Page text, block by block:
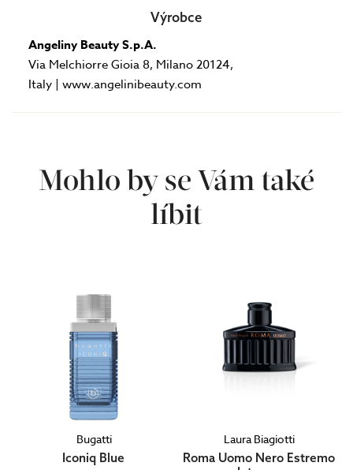
Výrobce
Angeliny Beauty S.p.A.
Via Melchiorre Gioia 8, Milano 20124,
Italy | www.angelinibeauty.com
Mohlo by se Vám také
líbit
Bugatti
Iconiq Blue
Laura Biagiotti
Roma Uomo Nero Estremo